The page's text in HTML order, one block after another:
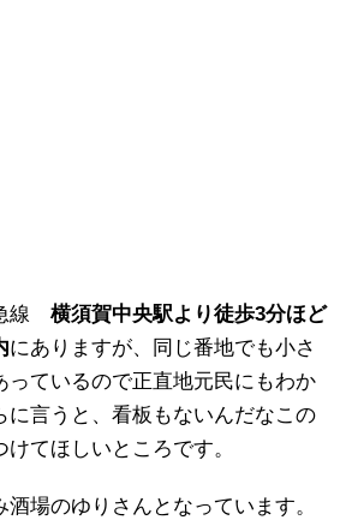
線 横須賀中央駅より徒歩3分ほど
にありますが、同じ番地でも小さ
っているので正直地元民にもわか
に言うと、看板もないんだなこの
てほしいところです。
場のゆりさんとなっています。